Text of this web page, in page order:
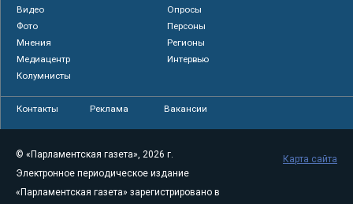
Видео
Опросы
Фото
Персоны
Мнения
Регионы
Медиацентр
Интервью
Колумнисты
Контакты Реклама Вакансии
© «Парламентская газета», 2026 г.
Электронное периодическое издание
«Парламентская газета» зарегистрировано в
Карта сайта